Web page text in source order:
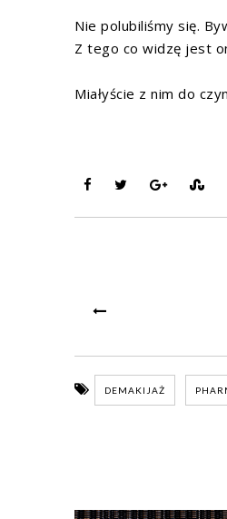
Nie polubiliśmy się.
Z tego co widzę jest
Miałyście z nim do
DEMAKIJAŻ